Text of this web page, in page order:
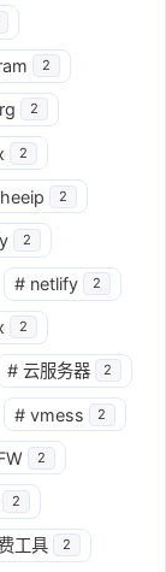
2
2
2
2
2
# netlify 2
2
# 云服务器 2
# vmess 2
2
2
工具 2